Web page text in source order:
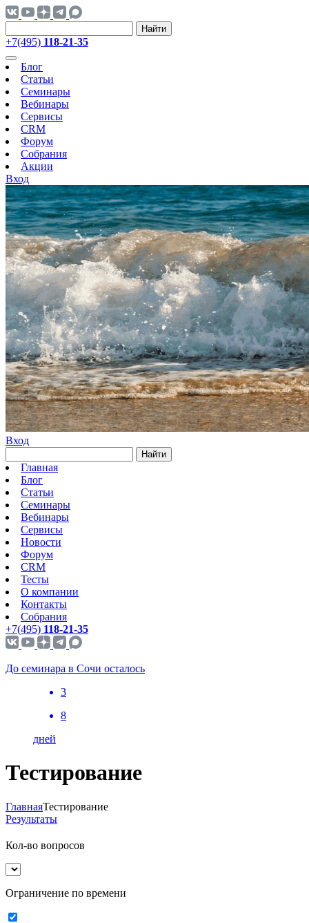
Найти
+7(495) 118-21-35
Блог
Статьи
Семинары
Вебинары
Сервисы
CRM
Форум
Собрания
Акции
Вход
Вход
Найти
Главная
Блог
Статьи
Семинары
Вебинары
Сервисы
Новости
Форум
CRM
Тесты
О компании
Контакты
Собрания
+7(495) 118-21-35
До семинара в Сочи осталось
3
8
дней
Тестирование
ГлавнаяТестирование
Результаты
Кол-во вопросов
Ограничение по времени